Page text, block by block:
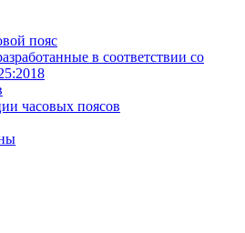
пояс
в соответствии со
часовых поясов